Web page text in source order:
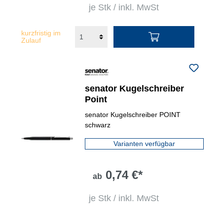
je Stk / inkl. MwSt
kurzfristig im
Zulauf
senator Kugelschreiber
Point
senator Kugelschreiber POINT
schwarz
Varianten verfügbar
ab 0,74 €*
je Stk / inkl. MwSt